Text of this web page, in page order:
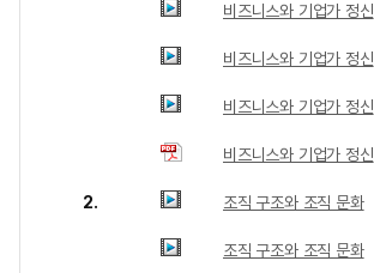
비즈니스와 기업가 정신
비즈니스와 기업가 정신
비즈니스와 기업가 정신
비즈니스와 기업가 정신
2. 조직 구조와 조직 문화
조직 구조와 조직 문화